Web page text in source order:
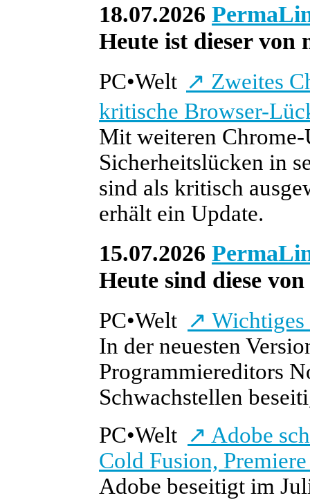
18.07.2026
Heute ist dieser von
PC•Welt ↗ Zweites
kritische Browser-
Mit weiteren
Sicherheitslücken in
sind als kritisch
erhält ein Update.
15.07.2026
Heute sind diese
PC•Welt ↗
In der neuesten
Programmiereditors
Schwachstellen
PC•Welt ↗ Adobe
Cold Fusion,
Adobe beseitigt im